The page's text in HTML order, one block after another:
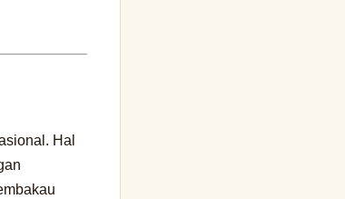
Hal